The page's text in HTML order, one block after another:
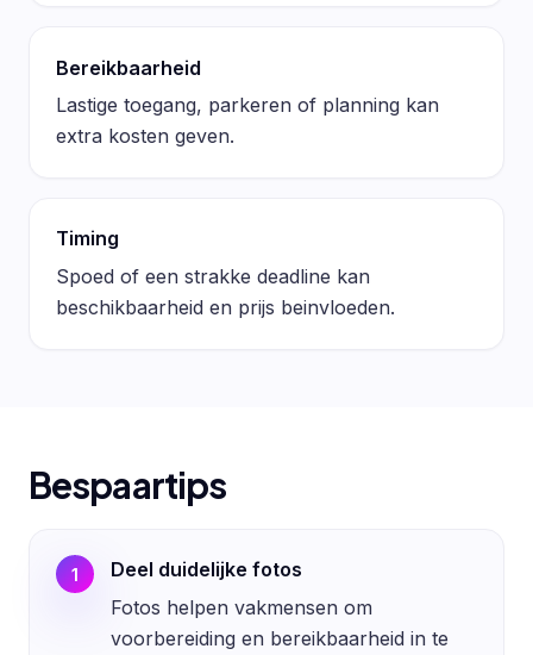
Bereikbaarheid
Lastige toegang, parkeren of planning kan
extra kosten geven.
Timing
Spoed of een strakke deadline kan
beschikbaarheid en prijs beinvloeden.
Bespaartips
1
Deel duidelijke fotos
Fotos helpen vakmensen om
voorbereiding en bereikbaarheid in te